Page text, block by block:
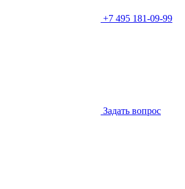
+7 495 181-09-99
Задать вопрос